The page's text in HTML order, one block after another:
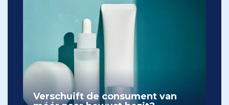
Verschuift de consument van